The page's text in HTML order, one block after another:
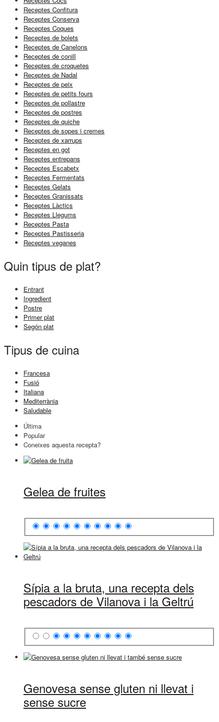
Receptes Confitura
Receptes Conserva
Receptes Coques
Receptes de bolets
Receptes de Canelons
Receptes de conill
Receptes de croquetes
Receptes de Nadal
Receptes de peix
Receptes de petits fours
Receptes de pollastre
Receptes de postres
Receptes de quiche
Receptes de sopes i cremes
Receptes de xarrups
Receptes en got
Receptes entrepans
Receptes Escabetx
Receptes Fermentats
Receptes Gelats
Receptes Granissats
Receptes Làctics
Receptes Llegums
Receptes Pasta
Receptes Pastisseria
Receptes veganes
Quin tipus de plat?
Entrant
Ingredient
Postre
Primer plat
Segón plat
Tipus de cuina
Francesa
Fusió
Italiana
Mediterrània
Saludable
Última
Popular
Coneixes aquesta recepta?
Gelea de fruites
Sípia a la bruta, una recepta dels
pescadors de Vilanova i la Geltrú
Genovesa sense gluten ni llevat i
sense sucre